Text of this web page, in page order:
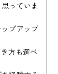
っていま
プアップ
方も選べ